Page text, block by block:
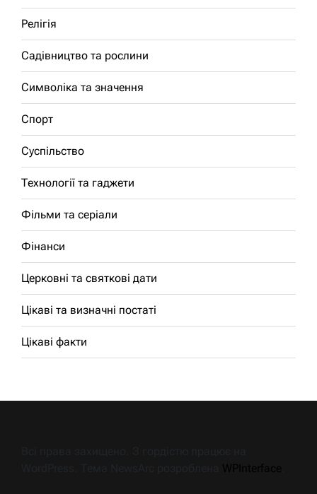
Релігія
Садівництво та рослини
Символіка та значення
Спорт
Суспільство
Технології та гаджети
Фільми та серіали
Фінанси
Церковні та святкові дати
Цікаві та визначні постаті
Цікаві факти